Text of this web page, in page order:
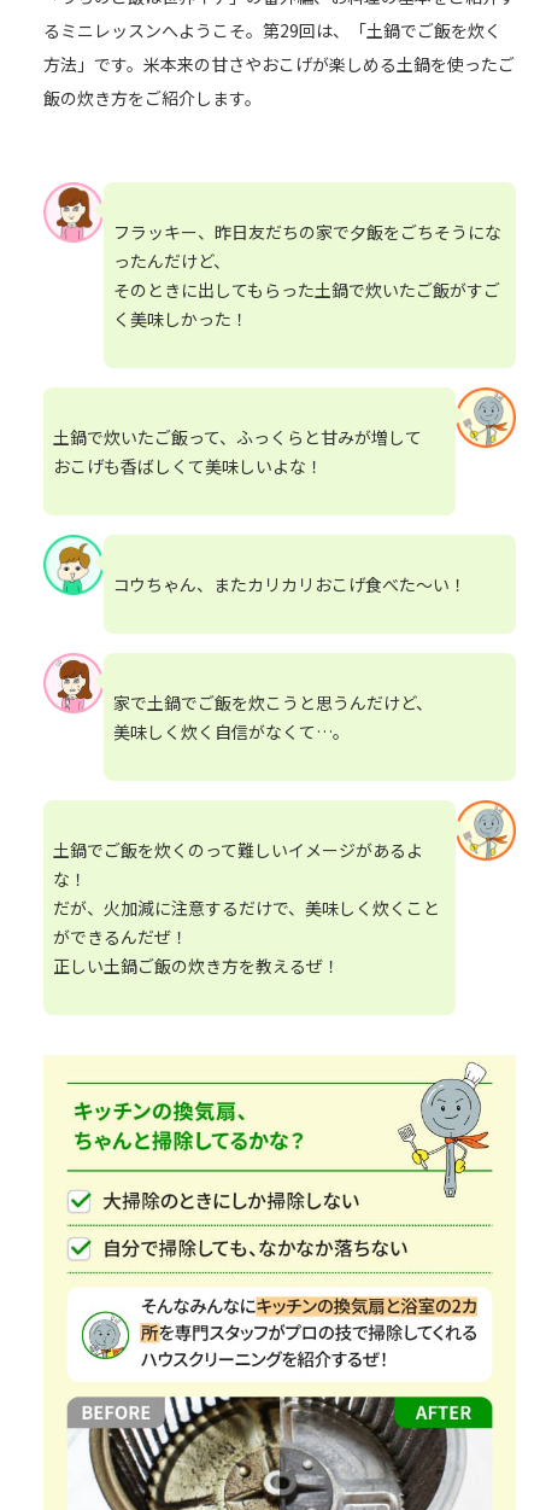
るミニレッスンへようこそ。第29回は、「土鍋でご飯を炊く
方法」です。米本来の甘さやおこげが楽しめる土鍋を使ったご
飯の炊き方をご紹介します。
フラッキー、昨日友だちの家で夕飯をごちそうにな
ったんだけど、
そのときに出してもらった土鍋で炊いたご飯がすご
く美味しかった！
土鍋で炊いたご飯って、ふっくらと甘みが増して
おこげも香ばしくて美味しいよな！
コウちゃん、またカリカリおこげ食べた～い！
家で土鍋でご飯を炊こうと思うんだけど、
美味しく炊く自信がなくて…。
土鍋でご飯を炊くのって難しいイメージがあるよ
な！
だが、火加減に注意するだけで、美味しく炊くこと
ができるんだぜ！
正しい土鍋ご飯の炊き方を教えるぜ！